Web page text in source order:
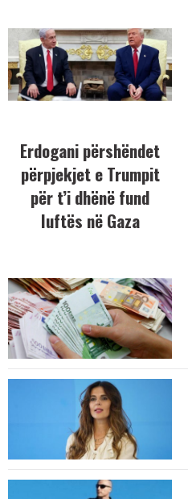
Erdogani përshëndet
përpjekjet e Trumpit
për t’i dhënë fund
luftës në Gaza